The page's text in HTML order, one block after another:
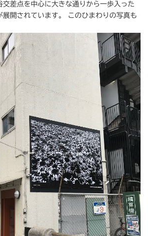
交差点を中心に大きな通りから一歩入った
展開されています。 このひまわりの写真も